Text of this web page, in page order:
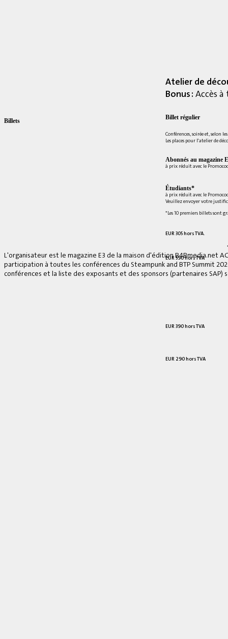
Atelier de
Bonus : Accès
Billet régulier
Conférences, soirée et, selon
Les places pour l'atelier de
Abonnés au magazine
à prix réduit avec le
Étudiants*
à prix réduit avec le
Veuillez envoyer votre
*Les 10 premiers billets sont
EUR 305 hors TVA.
EUR 590 hors TVA
EUR 390 hors TVA
EUR 290 hors TVA
Billets
L'organisateur est le magazine E3 de la maison d'édition B4Bmedia.net
participation à toutes les conférences du Steampunk and BTP Summit
conférences et la liste des exposants et des sponsors (partenaires